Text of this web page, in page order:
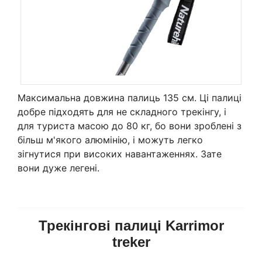
Максимальна довжина палиць 135 см. Ці палиці
добре підходять для не складного трекінгу, і
для туриста масою до 80 кг, бо вони зроблені з
більш м'якого алюмінію, і можуть легко
зігнутися при високих навантаженнях. Зате
вони дуже легені.
Трекінгові палиці Karrimor
treker